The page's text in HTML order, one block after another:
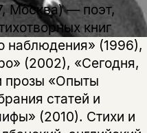
Москва) — поэт,
книг
наблюдения» (1996),
(2002), «Сегодня,
прозы «Опыты
статей и
(2010). Стихи и